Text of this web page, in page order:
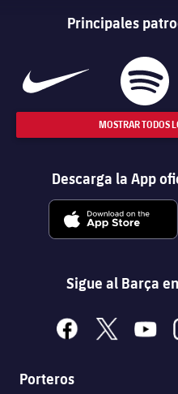
Principales
MOSTRAR TODOS
Descarga la App
Sigue al Barça
facebook
x youtube
Porteros